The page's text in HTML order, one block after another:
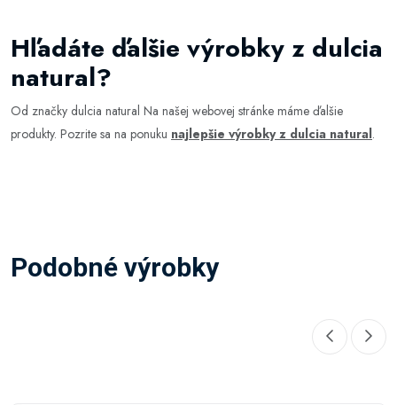
Hľadáte ďalšie výrobky z dulcia
natural?
Od značky dulcia natural Na našej webovej stránke máme ďalšie
produkty. Pozrite sa na ponuku najlepšie výrobky z dulcia natural.
Podobné výrobky